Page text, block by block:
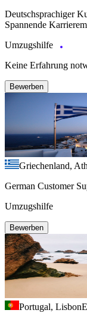
Deutschsprachiger
Spannende
Umzugshilfe
Keine Erfahrung
Bewerben
Griechenland,
German Customer
Umzugshilfe
Bewerben
Portugal, Lisbon